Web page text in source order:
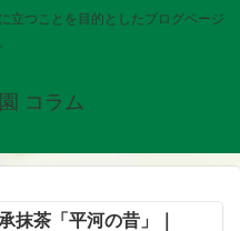
立つことを目的としたブログページ
コラム
抹茶「平河の昔」｜